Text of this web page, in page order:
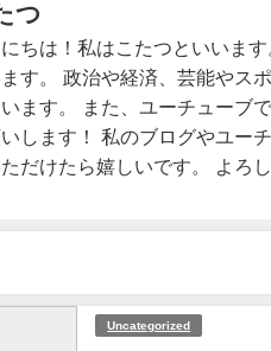
つ
にちは！私はこたつといいま
す。 政治や経済、芸能やス
います。 また、ユーチューブ
します！ 私のブログやユー
だけたら嬉しいです。 よろ
Uncategorized